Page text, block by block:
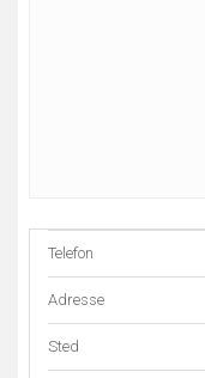
Telefon
Adresse
Sted